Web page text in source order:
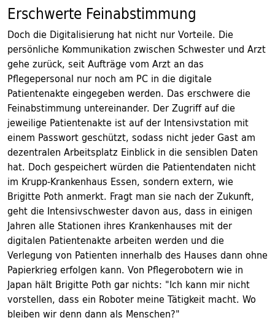
Erschwerte Feinabstimmung
Doch die Digitalisierung hat nicht nur Vorteile. Die
persönliche Kommunikation zwischen Schwester und Arzt
gehe zurück, seit Aufträge vom Arzt an das
Pflegepersonal nur noch am PC in die digitale
Patientenakte eingegeben werden. Das erschwere die
Feinabstimmung untereinander. Der Zugriff auf die
jeweilige Patientenakte ist auf der Intensivstation mit
einem Passwort geschützt, sodass nicht jeder Gast am
dezentralen Arbeitsplatz Einblick in die sensiblen Daten
hat. Doch gespeichert würden die Patientendaten nicht
im Krupp-Krankenhaus Essen, sondern extern, wie
Brigitte Poth anmerkt. Fragt man sie nach der Zukunft,
geht die Intensivschwester davon aus, dass in einigen
Jahren alle Stationen ihres Krankenhauses mit der
digitalen Patientenakte arbeiten werden und die
Verlegung von Patienten innerhalb des Hauses dann ohne
Papierkrieg erfolgen kann. Von Pflegerobotern wie in
Japan hält Brigitte Poth gar nichts: "Ich kann mir nicht
vorstellen, dass ein Roboter meine Tätigkeit macht. Wo
bleiben wir denn dann als Menschen?"